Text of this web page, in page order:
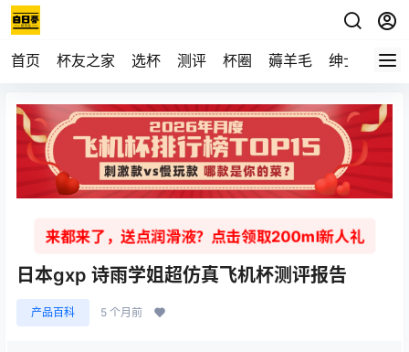
首页 杯友之家 选杯 测评 杯圈 薅羊毛 绅士 视频
来都来了，送点润滑液？点击领取200ml新人礼
日本gxp 诗雨学姐超仿真飞机杯测评报告
产品百科 5 个月前